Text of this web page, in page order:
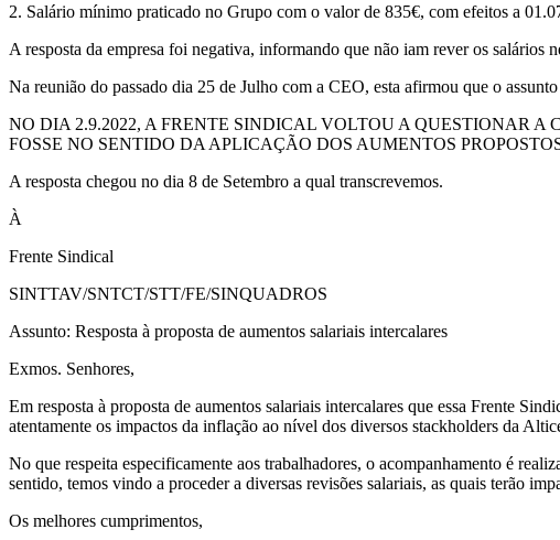
2. Salário mínimo praticado no Grupo com o valor de 835€, com efeitos a
A resposta da empresa foi negativa, informando que não iam rever os salários
Na reunião do passado dia 25 de Julho com a CEO, esta afirmou que o assunto
NO DIA 2.9.2022, A FRENTE SINDICAL VOLTOU A QUESTIONAR
FOSSE NO SENTIDO DA APLICAÇÃO DOS AUMENTOS
A resposta chegou no dia 8 de Setembro a qual transcrevemos.
À
Frente Sindical
SINTTAV/SNTCT/STT/FE/SINQUADROS
Assunto: Resposta à proposta de aumentos salariais intercalares
Exmos. Senhores,
Em resposta à proposta de aumentos salariais intercalares que essa Frente
atentamente os impactos da inflação ao nível dos diversos stackholders da
No que respeita especificamente aos trabalhadores, o acompanhamento é
sentido, temos vindo a proceder a diversas revisões salariais, as quais terão
Os melhores cumprimentos,